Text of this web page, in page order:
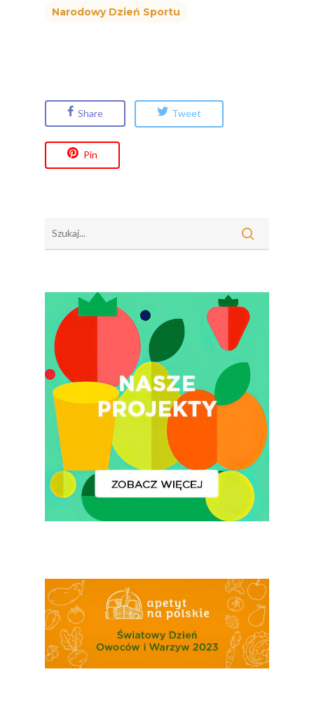
Narodowy Dzień Sportu
Share Tweet
Pin
5 Porcji Warzyw,
Lub Soku
Nutriscore Fakty
Rolnych – Ziemniaki
Jedz Owoce I
Nich Największa
Skrywa!
Festiwal Młody
Ziemniak
Jemy Eko Warzywa I
Polskie Forum
Ekologicznej
Chrup Owoce, Jedz
Warzywa I Owoce
Super Moce
Good Move
Związek Zawodowy